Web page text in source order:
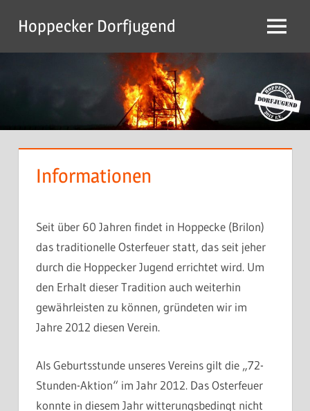
Inhalt
springen
Hoppecker Dorfjugend Menu
Informationen
Seit über 60 Jahren findet in Hoppecke (Brilon)
das traditionelle Osterfeuer statt, das seit jeher
durch die Hoppecker Jugend errichtet wird. Um
den Erhalt dieser Tradition auch weiterhin
gewährleisten zu können, gründeten wir im
Jahre 2012 diesen Verein.
Als Geburtsstunde unseres Vereins gilt die „72-
Stunden-Aktion“ im Jahr 2012. Das Osterfeuer
konnte in diesem Jahr witterungsbedingt nicht